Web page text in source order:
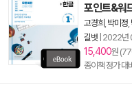
포인트&워
고경희 박미정
길벗 2022년
15,400원
종이책 정가 대비